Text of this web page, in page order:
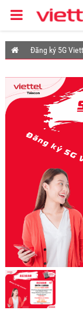
Đăng ký 5G